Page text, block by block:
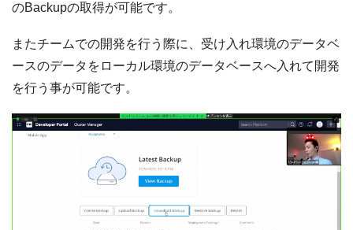
のBackupの取得が可能です。
またチームでの開発を行う際に、受け入れ環境のデータベ
ースのデータをローカル環境のデータベースへ入れて開発
を行う事が可能です。